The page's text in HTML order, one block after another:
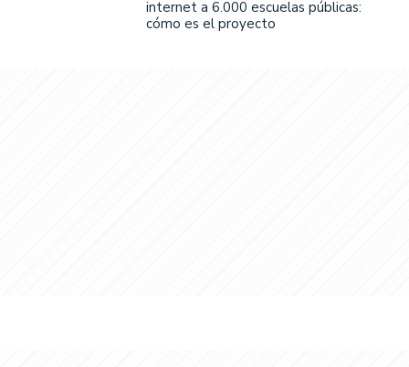
internet a 6.000 escuelas públicas:
cómo es el proyecto